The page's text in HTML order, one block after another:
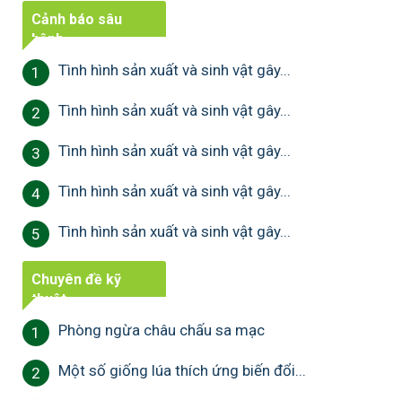
Cảnh báo sâu
bệnh
1 Tình hình sản xuất và sinh vật gây...
2 Tình hình sản xuất và sinh vật gây...
3 Tình hình sản xuất và sinh vật gây...
4 Tình hình sản xuất và sinh vật gây...
5 Tình hình sản xuất và sinh vật gây...
Chuyên đề kỹ
thuật
1 Phòng ngừa châu chấu sa mạc
2 Một số giống lúa thích ứng biến đổi...